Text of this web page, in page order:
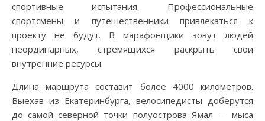
спортивные испытания. Профессиональные
спортсмены и путешественники привлекаться к
проекту не будут. В марафонщики зовут людей
неординарных, стремящихся раскрыть свои
внутренние ресурсы.
Длина маршрута составит более 4000 километров.
Выехав из Екатеринбурга, велосипедисты доберутся
до самой северной точки полуострова Ямал — мыса